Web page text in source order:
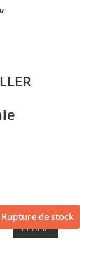
Rupture de stock
ÉPUISÉ